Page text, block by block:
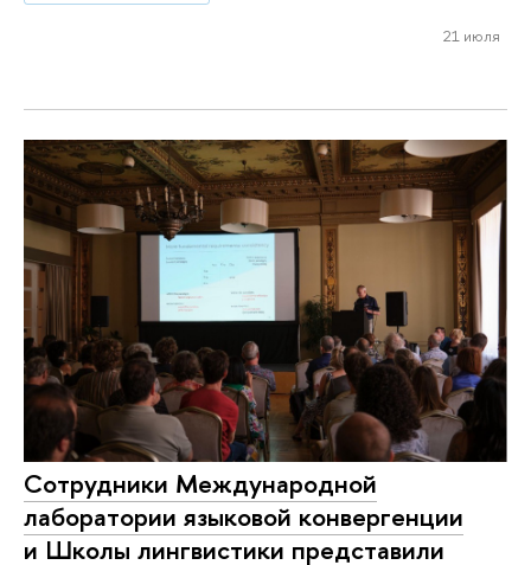
21 июля
Сотрудники Международной
лаборатории языковой конвергенции
и Школы лингвистики представили